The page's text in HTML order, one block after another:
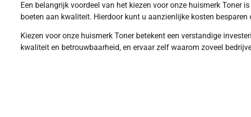
Een belangrijk voordeel van het kiezen voor onze huismerk Toner
boeten aan kwaliteit. Hierdoor kunt u aanzienlijke kosten
Kiezen voor onze huismerk Toner betekent een verstandige
kwaliteit en betrouwbaarheid, en ervaar zelf waarom zoveel